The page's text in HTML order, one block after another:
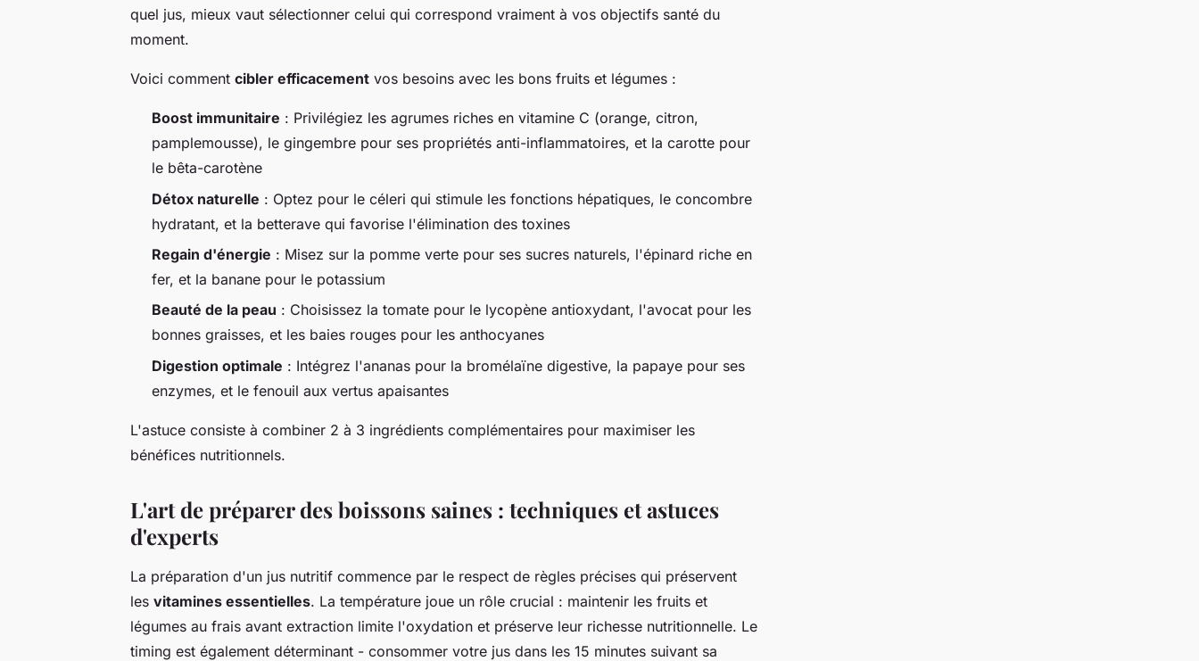
quel jus, mieux vaut sélectionner celui qui correspond vraiment à vos objectifs santé du
moment.
Voici comment cibler efficacement vos besoins avec les bons fruits et légumes :
Boost immunitaire : Privilégiez les agrumes riches en vitamine C (orange, citron,
pamplemousse), le gingembre pour ses propriétés anti-inflammatoires, et la carotte pour
le bêta-carotène
Détox naturelle : Optez pour le céleri qui stimule les fonctions hépatiques, le concombre
hydratant, et la betterave qui favorise l'élimination des toxines
Regain d'énergie : Misez sur la pomme verte pour ses sucres naturels, l'épinard riche en
fer, et la banane pour le potassium
Beauté de la peau : Choisissez la tomate pour le lycopène antioxydant, l'avocat pour les
bonnes graisses, et les baies rouges pour les anthocyanes
Digestion optimale : Intégrez l'ananas pour la bromélaïne digestive, la papaye pour ses
enzymes, et le fenouil aux vertus apaisantes
L'astuce consiste à combiner 2 à 3 ingrédients complémentaires pour maximiser les
bénéfices nutritionnels.
L'art de préparer des boissons saines : techniques et astuces
d'experts
La préparation d'un jus nutritif commence par le respect de règles précises qui préservent
les vitamines essentielles. La température joue un rôle crucial : maintenir les fruits et
légumes au frais avant extraction limite l'oxydation et préserve leur richesse nutritionnelle. Le
timing est également déterminant - consommer votre jus dans les 15 minutes suivant sa